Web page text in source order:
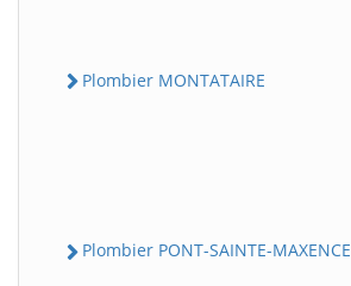
Plombier MONTATAIRE
Plombier PONT-SAINTE-MAXENCE